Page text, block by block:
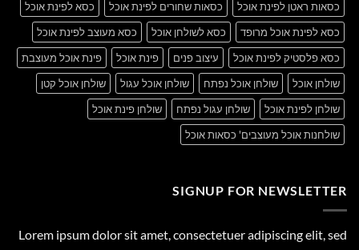
כסאות ראטן לפינת אוכל
כסאות שחורים לפינת אוכל
כסא לפינת אוכל
כסא לפינת אוכל מרופד
כסא לשולחן אוכל
כסא מעוצב לפינת אוכל
כסא פלסטיק לפינת אוכל
עיצוב פנים פינת אוכל
פינת אוכל מעוצבת
שולחן אוכל
שולחן אוכל נפתח שולחן אוכל עגול
שולחן אוכל קטן
שולחן לפינת אוכל
שולחן עגול נפתח
שולחן פינת אוכל
שולחנות אוכל מעוצבים' כסאות אוכל
SIGNUP FOR NEWSLETTER
Lorem ipsum dolor sit amet, consectetuer adipiscing elit, sed